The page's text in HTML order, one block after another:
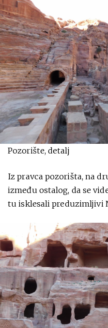
Pozorište, detalj
Iz pravca pozorišta, na
između ostalog, da se
tu isklesali preduzimljivi